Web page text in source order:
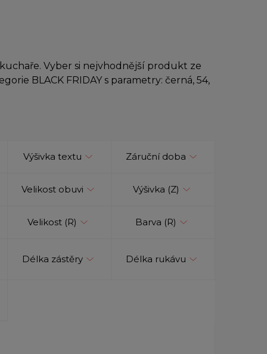
Vyber si nejvhodnější produkt ze
BLACK FRIDAY s parametry: černá, 54,
Výšivka textu Záruční doba
Velikost obuvi Výšivka (Z)
Velikost (R) Barva (R)
Délka zástěry Délka rukávu